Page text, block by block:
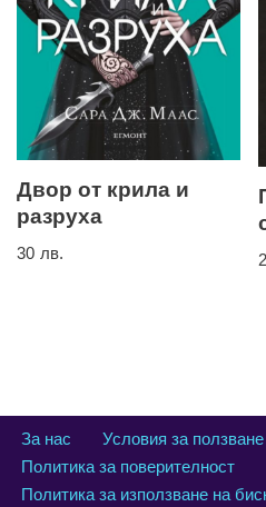
Двор от крила и
разруха
30 лв.
За нас
Условия за ползване
Политика за поверителност
Политика за използване на